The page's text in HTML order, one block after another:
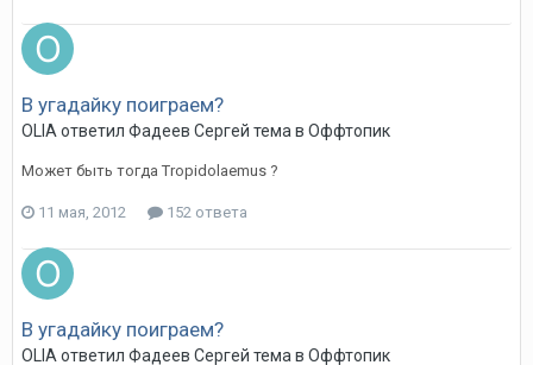
В угадайку поиграем?
OLIA ответил Фадеев Сергей тема в Оффтопик
Может быть тогда Tropidolaemus ?
11 мая, 2012 152 ответа
В угадайку поиграем?
OLIA ответил Фадеев Сергей тема в Оффтопик